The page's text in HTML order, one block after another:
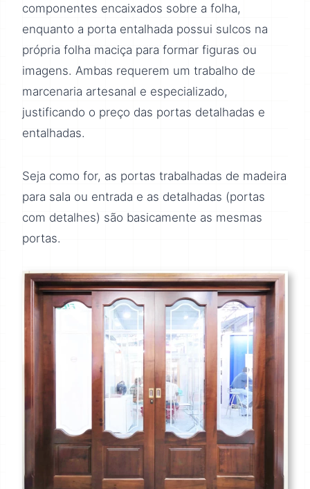
componentes encaixados sobre a folha,
enquanto a porta entalhada possui sulcos na
própria folha maciça para formar figuras ou
imagens. Ambas requerem um trabalho de
marcenaria artesanal e especializado,
justificando o preço das portas detalhadas e
entalhadas.
Seja como for, as portas trabalhadas de madeira
para sala ou entrada e as detalhadas (portas
com detalhes) são basicamente as mesmas
portas.